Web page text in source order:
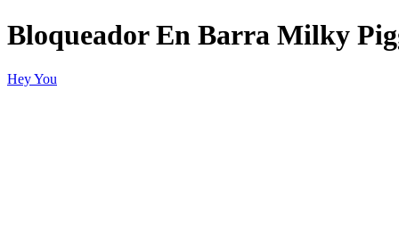
Bloqueador En Barra Milky
Hey You